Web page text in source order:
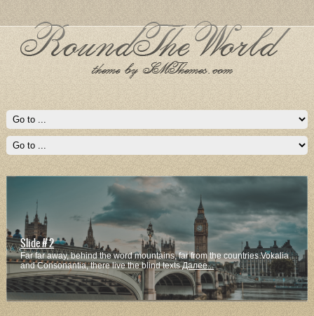
Slide # 2
Far far away, behind the word mountains, far from the countries Vokalia
and Consonantia, there live the blind textsДалее...